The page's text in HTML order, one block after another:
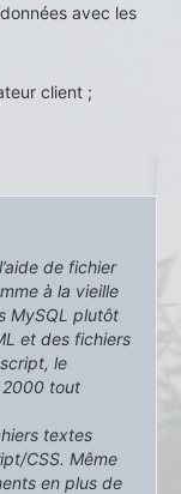
avec les
client ;
de fichier
à la vieille
MySQL plutôt
et des fichiers
le
2000 tout
textes
CSS. Même
en plus de